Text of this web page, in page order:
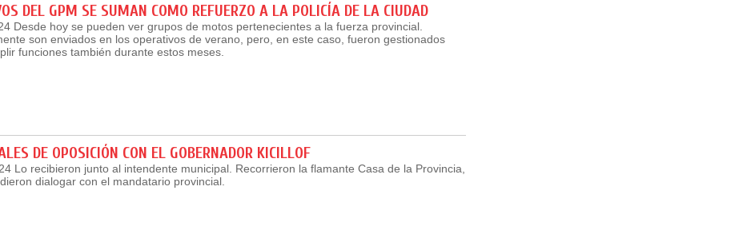
DEL GPM SE SUMAN COMO REFUERZO A LA POLICÍA DE LA CIUDAD
Desde hoy se pueden ver grupos de motos pertenecientes a la fuerza provincial.
son enviados en los operativos de verano, pero, en este caso, fueron gestionados
funciones también durante estos meses.
DE OPOSICIÓN CON EL GOBERNADOR KICILLOF
Lo recibieron junto al intendente municipal. Recorrieron la flamante Casa de la Provincia,
dialogar con el mandatario provincial.